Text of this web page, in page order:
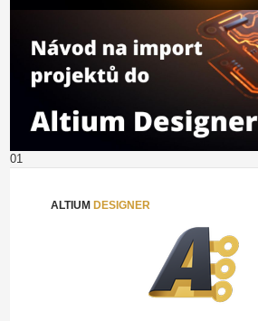
01
ALTIUM DESIGNER